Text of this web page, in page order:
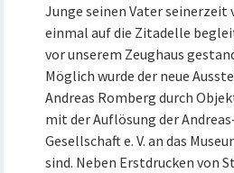
Junge seinen Vater seinerzeit
einmal auf die Zitadelle
vor unserem Zeughaus
Möglich wurde der neue
Andreas Romberg durch
mit der Auflösung der
Gesellschaft e. V. an das
sind. Neben Erstdrucken von